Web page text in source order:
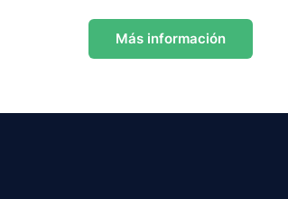
Más información